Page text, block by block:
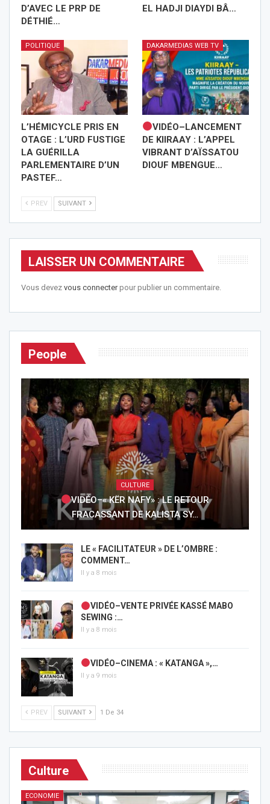
D’AVEC LE PRP DE
DÉTHIÉ…
EL HADJI DIAYDI BÂ…
POLITIQUE
L’HÉMICYCLE PRIS EN
OTAGE : L’URD FUSTIGE
LA GUÉRILLA
PARLEMENTAIRE D’UN
PASTEF…
DAKARMEDIAS WEB TV
VIDÉO–LANCEMENT
DE KIIRAAY : L’APPEL
VIBRANT D’AÏSSATOU
DIOUF MBENGUE…
PREV SUIVANT
LAISSER UN COMMENTAIRE
Vous devez vous connecterpour publier un commentaire.
People
CULTURE
VIDÉO–« KËR NAFY» : LE RETOUR
FRACASSANT DE KALISTA SY…
LE « FACILITATEUR » DE L’OMBRE :
COMMENT…
Il y a 8 mois
VIDÉO–VENTE PRIVÉE KASSÉ MABO
SEWING :…
Il y a 8 mois
VIDÉO–CINEMA : « KATANGA »,…
Il y a 9 mois
PREV SUIVANT 1 De 34
Culture
ECONOMIE